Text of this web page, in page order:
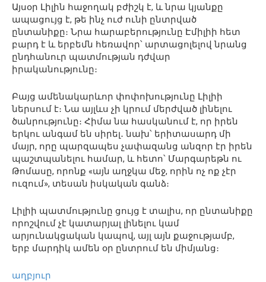
Այսօր Լիլին հաջողակ բժիշկ է, և նրա կյանքը
ապացույց է, թե ինչ ուժ ունի ընտրված
ընտանիքը։ Նրա հարաբերությունը Էմիլիի հետ
բարդ է և երբեմն հեռավոր՝ արտացոլելով նրանց
ընդհանուր պատմության դժվար
իրականությունը։
Բայց ամենակարևոր փոփոխությունը Լիլիի
ներսում է։ Նա այլևս չի կրում մերժված լինելու
ծանրությունը։ Հիմա նա հասկանում է, որ իրեն
երկու անգամ են սիրել․ նախ՝ երիտասարդ մի
մայր, որը պարզապես չափազանց անզոր էր իրեն
պաշտպանելու համար, և հետո՝ Մարգարեթն ու
Թոմասը, որոնք «այն աղջկա մեջ, որին ոչ ոք չէր
ուզում», տեսան իսկական գանձ։
Լիլիի պատմությունը ցույց է տալիս, որ ընտանիքը
որոշվում չէ կատարյալ լինելու կամ
արյունակցական կապով, այլ այն քաջությամբ,
երբ մարդիկ ամեն օր ընտրում են միմյանց։
աղբյուր